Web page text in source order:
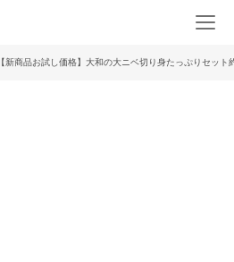
【新商品お試し価格】大和の大ニベ切り身たっぷりセット